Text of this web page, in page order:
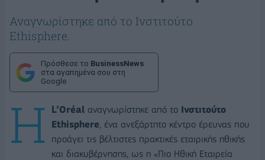
Αναγνωρίστηκε από το Ινστιτούτο
Ethisphere.
Πρόσθεσε το BusinessNews
στα αγαπημένα σου στη
Google
Η L’Oréal αναγνωρίστηκε από το Ινστιτούτο
Ethisphere , ένα ανεξάρτητο κέντρο έρευνας που
προάγει τις βέλτιστες πρακτικές εταιρικής ηθικής
και διακυβέρνησης, ως η «Πιο Ηθική Εταιρεία